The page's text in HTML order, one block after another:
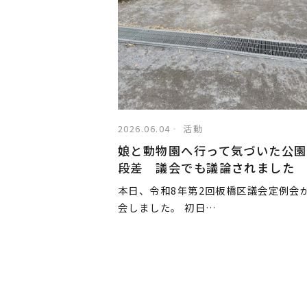
2026.06.04 活動
娘と動物園へ行って気づいた公
段差 議会でも議論されました
本日、令和8年第2回板橋区議会定例会
会しました。 初日…